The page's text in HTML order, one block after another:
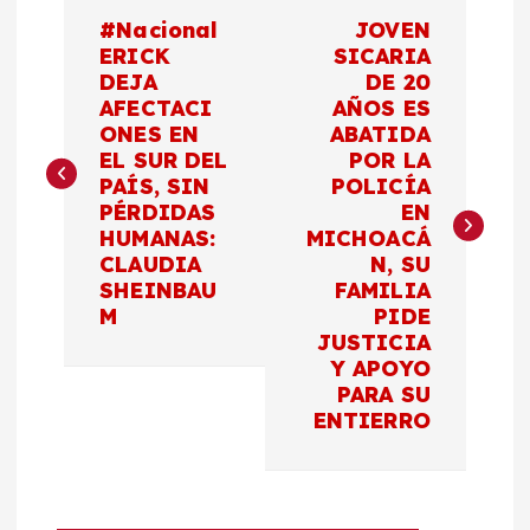
e
#Nacional
ERICK
DEJA
AFECTACI
ONES EN
EL SUR DEL
PAÍS, SIN
PÉRDIDAS
HUMANAS:
CLAUDIA
SHEINBAU
M
JOVEN
SICARIA
DE 20
AÑOS ES
ABATIDA
POR LA
POLICÍA
EN
MICHOACÁ
N, SU
FAMILIA
PIDE
JUSTICIA
Y APOYO
PARA SU
ENTIERRO